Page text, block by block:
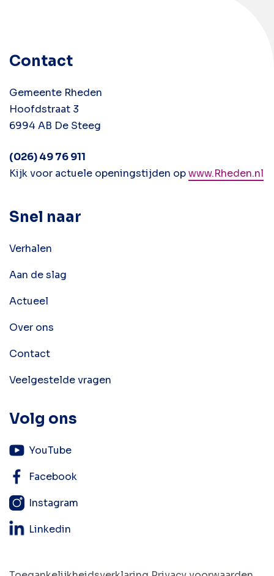
Contact
Gemeente Rheden
Hoofdstraat 3
6994 AB De Steeg
(026) 49 76 911
Kijk voor actuele openingstijden opwww.Rheden.nl
Snel naar
Verhalen
Aan de slag
Actueel
Over ons
Contact
Veelgestelde vragen
Volg ons
YouTube
Facebook
Instagram
Linkedin